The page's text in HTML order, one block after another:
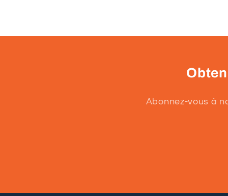
Abonnez-vous à